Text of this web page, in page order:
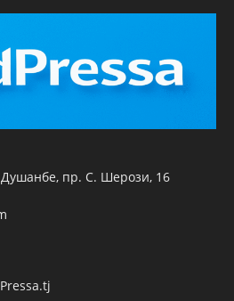
Душанбе, пр. С. Шерози, 16